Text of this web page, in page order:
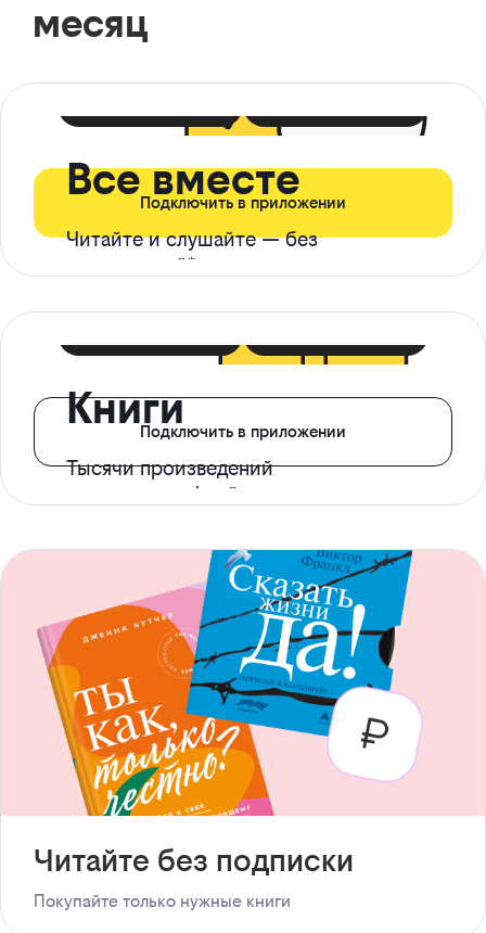
месяц
Все вместе
Читайте и слушайте — без
ограничений*
Подключить в приложении
Книги
Тысячи произведений
с доступом офлайн
Подключить в приложении
Читайте без подписки
Покупайте только нужные книги